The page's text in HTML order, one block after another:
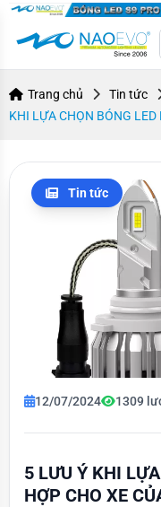
Trang chủ Tin tức
KHI LỰA CHỌN BÓNG LED
Tin tức
12/07/2024 1309
5 LƯU Ý KHI
HỢP CHO XE